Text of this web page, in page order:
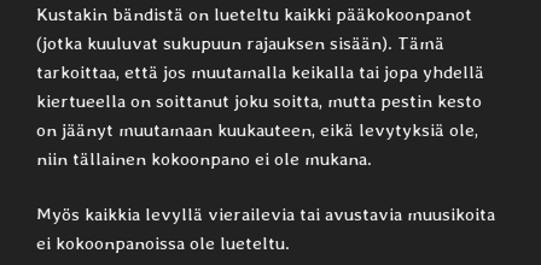
Kustakin bändistä on lueteltu kaikki pääkokoonpanot
(jotka kuuluvat sukupuun rajauksen sisään). Tämä
tarkoittaa, että jos muutamalla keikalla tai jopa yhdellä
kiertueella on soittanut joku soitta, mutta pestin kesto
on jäänyt muutamaan kuukauteen, eikä levytyksiä ole,
niin tällainen kokoonpano ei ole mukana.
Myös kaikkia levyllä vierailevia tai avustavia muusikoita
ei kokoonpanoissa ole lueteltu.